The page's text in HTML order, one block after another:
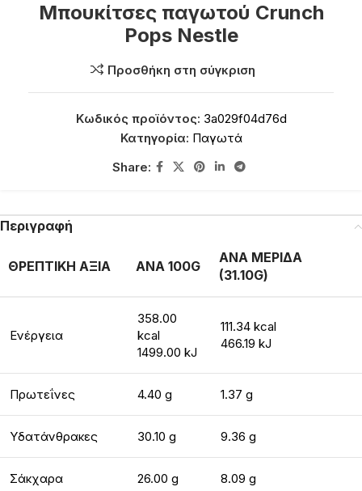
Μπουκίτσες παγωτού Crunch
Pops Nestle
Προσθήκη στη σύγκριση
Κωδικός προϊόντος: 3a029f04d76d
Κατηγορία: Παγωτά
Share:
Περιγραφή
ΘΡΕΠΤΙΚΗ ΑΞΙΑ ΑΝΑ 100G
ΑΝΑ ΜΕΡΙΔΑ
(31.10G)
Ενέργεια
358.00
kcal
1499.00 kJ
111.34 kcal
466.19 kJ
Πρωτεΐνες 4.40 g 1.37 g
Υδατάνθρακες 30.10 g 9.36 g
Σάκχαρα 26.00 g 8.09 g